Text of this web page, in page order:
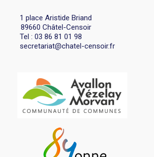
1 place Aristide Briand
89660 Châtel-Censoir
Tel : 03 86 81 01 98
secretariat@chatel-censoir.fr